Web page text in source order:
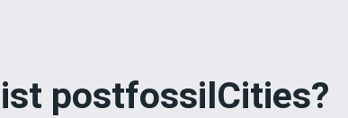
postfossilCities?